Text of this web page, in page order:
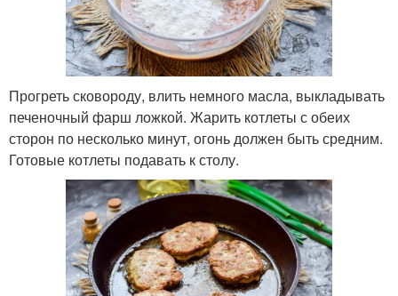
Прогреть сковороду, влить немного масла, выкладывать
печеночный фарш ложкой. Жарить котлеты с обеих
сторон по несколько минут, огонь должен быть средним.
Готовые котлеты подавать к столу.